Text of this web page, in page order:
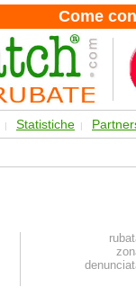
Come
| Statistiche |